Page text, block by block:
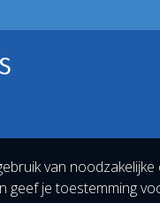
van
geef je toestemming